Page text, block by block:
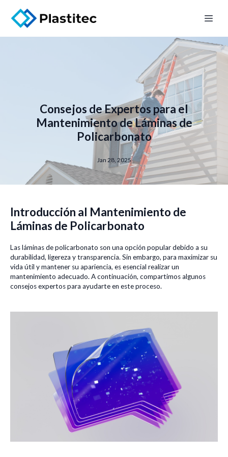
Consejos de Expertos para el
Mantenimiento de Láminas de
Policarbonato
Jan 28, 2025
Introducción al Mantenimiento de
Láminas de Policarbonato
Las láminas de policarbonato son una opción popular debido a su
durabilidad, ligereza y transparencia. Sin embargo, para maximizar su
vida útil y mantener su apariencia, es esencial realizar un
mantenimiento adecuado. A continuación, compartimos algunos
consejos expertos para ayudarte en este proceso.